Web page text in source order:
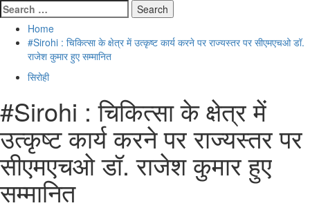
Search
for:
Home
#Sirohi : चिकित्सा के क्षेत्र में उत्कृष्ट कार्य करने पर राज्यस्तर पर सीएमएचओ डॉ.
राजेश कुमार हुए सम्मानित
सिरोही
#Sirohi : चिकित्सा के क्षेत्र में
उत्कृष्ट कार्य करने पर राज्यस्तर पर
सीएमएचओ डॉ. राजेश कुमार हुए
सम्मानित